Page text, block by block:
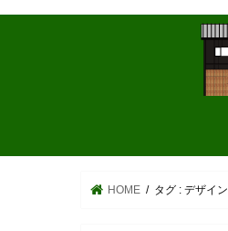
HOME タグ : デザイン